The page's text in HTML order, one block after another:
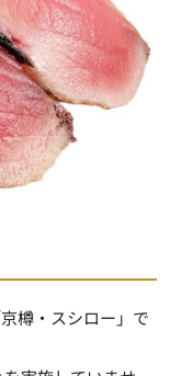
樽・スシロー」で